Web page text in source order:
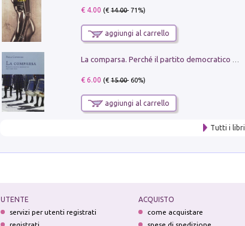
€ 4.00 (€14.00- 71%)
aggiungi al carrello
€ 6.00 (€15.00- 60%)
aggiungi al carrello
Tutti i libri
UTENTE
servizi per utenti registrati
ACQUISTO
come acquistare